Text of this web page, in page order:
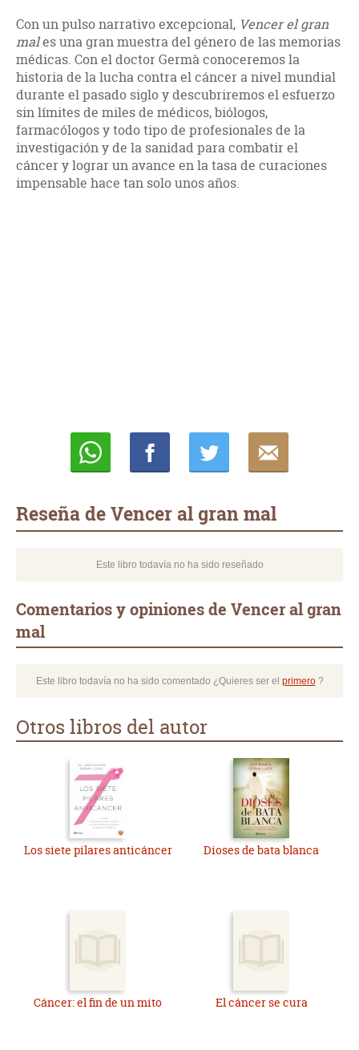
Con un pulso narrativo excepcional, Vencer el gran
males una gran muestra del género de las memorias
médicas. Con el doctor Germà conoceremos la
historia de la lucha contra el cáncer a nivel mundial
durante el pasado siglo y descubriremos el esfuerzo
sin límites de miles de médicos, biólogos,
farmacólogos y todo tipo de profesionales de la
investigación y de la sanidad para combatir el
cáncer y lograr un avance en la tasa de curaciones
impensable hace tan solo unos años.
Reseña de Vencer al gran mal
Este libro todavía no ha sido reseñado
Comentarios y opiniones de Vencer al gran
mal
Este libro todavía no ha sido comentado ¿Quieres ser el primero?
Otros libros del autor
Los siete pilares anticáncer Dioses de bata blanca
Cáncer: el fin de un mito El cáncer se cura